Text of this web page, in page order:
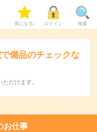
気になる! ログイン 検索
備品のチェックな
だけます。
お仕事